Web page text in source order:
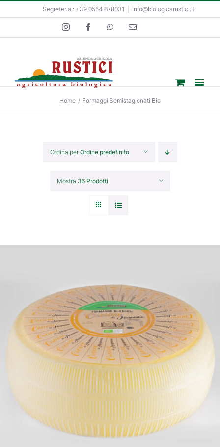
al
Segreteria.: +39 0564 878031 info@biologicarustici.it
InstagramFacebookWhatsApp
Email
Home / Formaggi Semistagionati Bio
Ordina perOrdine predefinito
Mostra 36 Prodotti
DETTAGLI